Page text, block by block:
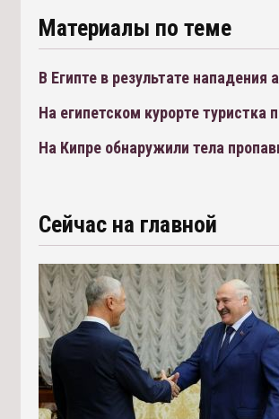
Материалы по теме
В Египте в результате нападения
На египетском курорте туристка
На Кипре обнаружили тела
Сейчас на главной